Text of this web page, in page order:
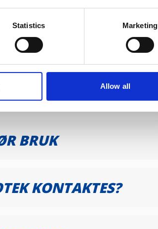
Statistics Marketing
Allow all
BRUK
KONTAKTES?